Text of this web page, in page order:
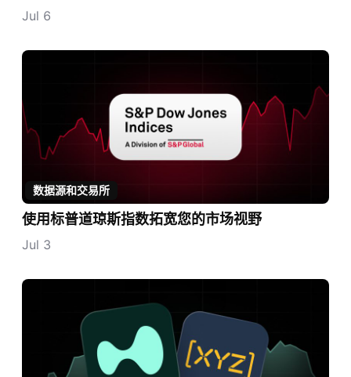
Jul 6
数据源和交易所
使用标普道琼斯指数拓宽您的市场视野
Jul 3